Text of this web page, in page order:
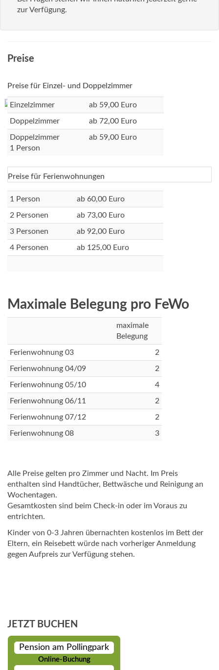
zur Verfügung.
Preise
Preise für Einzel- und Doppelzimmer
Einzelzimmer ab 59,00 Euro
Doppelzimmer ab 72,00 Euro
Doppelzimmer
1 Person
ab 59,00 Euro
Preise für Ferienwohnungen
1 Person ab 60,00 Euro
2 Personen ab 73,00 Euro
3 Personen ab 92,00 Euro
4 Personen ab 125,00 Euro
Maximale Belegung pro FeWo
maximale
Belegung
Ferienwohnung 03 2
Ferienwohnung 04/09 2
Ferienwohnung 05/10 4
Ferienwohnung 06/11 2
Ferienwohnung 07/12 2
Ferienwohnung 08 3
Alle Preise gelten pro Zimmer und Nacht. Im Preis
enthalten sind Handtücher, Bettwäsche und Reinigung an
Wochentagen.
Gesamtkosten sind beim Check-in oder im Voraus zu
entrichten.
Kinder von 0-3 Jahren übernachten kostenlos im Bett der
Eltern, ein Reisebett würde nach vorheriger Anmeldung
gegen Aufpreis zur Verfügung stehen.
JETZT BUCHEN
Pension am Pollingpark
Online-Buchung